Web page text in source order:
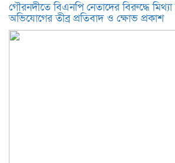
গৌরনদীতে বিএনপি নেতাদের বিরুদ্ধে মিথ্যা
অভিযোগের তীব্র প্রতিবাদ ও ক্ষোভ প্রকাশ